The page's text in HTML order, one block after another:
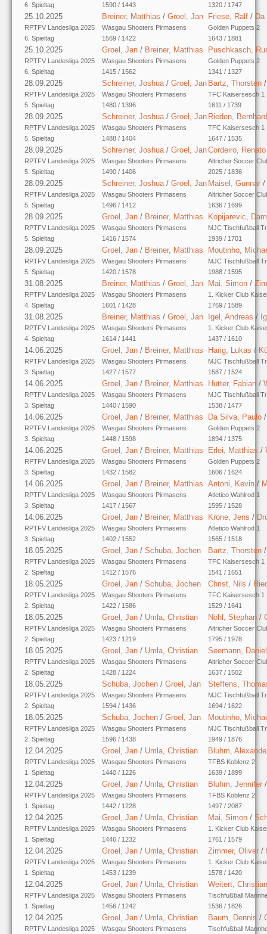
6. Spieltag
1590 / 1443
1320 / 1747
25.10.2025
RPTFV Landesliga 2025
6. Spieltag
Breiner, Matthias / Groel, Jan
Wasgau Shooters Pirmasens
1569 / 1422
Friese, Ralf /
Golden Puppets 2
1643 / 1881
25.10.2025
RPTFV Landesliga 2025
6. Spieltag
Groel, Jan / Breiner, Matthias
Wasgau Shooters Pirmasens
1415 / 1562
Puschkasch,
Golden Puppets 2
1341 / 1327
28.09.2025
RPTFV Landesliga 2025
5. Spieltag
Schreiner, Joshua/ Groel, Jan
Wasgau Shooters Pirmasens
1480 / 1396
Bartz, Thorsten
TFC Kaisersesch 1
1611 / 1739
28.09.2025
RPTFV Landesliga 2025
5. Spieltag
Schreiner, Joshua/ Groel, Jan
Wasgau Shooters Pirmasens
1488 / 1404
Rieden, Bernhard
TFC Kaisersesch 1
1647 / 1535
28.09.2025
RPTFV Landesliga 2025
5. Spieltag
Schreiner, Joshua/ Groel, Jan
Wasgau Shooters Pirmasens
1490 / 1406
Cordeiro,
Altricher Soccer
2025 / 1836
28.09.2025
RPTFV Landesliga 2025
5. Spieltag
Schreiner, Joshua/ Groel, Jan
Wasgau Shooters Pirmasens
1496 / 1412
Maisel, Gunnar /
Altricher Soccer
1636 / 1699
28.09.2025
RPTFV Landesliga 2025
5. Spieltag
Groel, Jan / Breiner, Matthias
Wasgau Shooters Pirmasens
1416 / 1574
Kopijarevic,
MJC Tischfußball
1939 / 1701
28.09.2025
RPTFV Landesliga 2025
5. Spieltag
Groel, Jan / Breiner, Matthias
Wasgau Shooters Pirmasens
1420 / 1578
Moutinho,
MJC Tischfußball
1988 / 1595
31.08.2025
RPTFV Landesliga 2025
4. Spieltag
Breiner, Matthias / Groel, Jan
Wasgau Shooters Pirmasens
1601 / 1428
Mai, Simon /
1. Kicker Club
1769 / 1589
31.08.2025
RPTFV Landesliga 2025
4. Spieltag
Breiner, Matthias / Groel, Jan
Wasgau Shooters Pirmasens
1614 / 1441
Igel, Andreas /
1. Kicker Club
1437 / 1610
14.06.2025
RPTFV Landesliga 2025
3. Spieltag
Groel, Jan / Breiner, Matthias
Wasgau Shooters Pirmasens
1427 / 1577
Harig, Lukas /
MJC Tischfußball
1587 / 1524
14.06.2025
RPTFV Landesliga 2025
3. Spieltag
Groel, Jan / Breiner, Matthias
Wasgau Shooters Pirmasens
1440 / 1590
Hütter, Fabian /
MJC Tischfußball
1538 / 1477
14.06.2025
RPTFV Landesliga 2025
3. Spieltag
Groel, Jan / Breiner, Matthias
Wasgau Shooters Pirmasens
1448 / 1598
Da Silva, Paulo
Golden Puppets 2
1894 / 1375
14.06.2025
RPTFV Landesliga 2025
3. Spieltag
Groel, Jan / Breiner, Matthias
Wasgau Shooters Pirmasens
1432 / 1582
Erlei, Matthias /
Golden Puppets 2
1606 / 1624
14.06.2025
RPTFV Landesliga 2025
3. Spieltag
Groel, Jan / Breiner, Matthias
Wasgau Shooters Pirmasens
1417 / 1567
Antoni, Kevin /
Atletico Wahlrod 1
1595 / 1528
14.06.2025
RPTFV Landesliga 2025
3. Spieltag
Groel, Jan / Breiner, Matthias
Wasgau Shooters Pirmasens
1402 / 1552
Krone, Jens /
Atletico Wahlrod 1
1565 / 1518
18.05.2025
RPTFV Landesliga 2025
2. Spieltag
Groel, Jan / Schuba, Jochen
Wasgau Shooters Pirmasens
1412 / 1576
Bartz, Thorsten
TFC Kaisersesch 1
1541 / 1651
18.05.2025
RPTFV Landesliga 2025
2. Spieltag
Groel, Jan / Schuba, Jochen
Wasgau Shooters Pirmasens
1422 / 1586
Christ, Nils /
TFC Kaisersesch 1
1529 / 1641
18.05.2025
RPTFV Landesliga 2025
2. Spieltag
Groel, Jan / Umla, Christian
Wasgau Shooters Pirmasens
1423 / 1219
Nöhl, Stephan /
Altricher Soccer
1795 / 1978
18.05.2025
RPTFV Landesliga 2025
2. Spieltag
Groel, Jan / Umla, Christian
Wasgau Shooters Pirmasens
1428 / 1224
Seemann, Daniel
Altricher Soccer
1637 / 1502
18.05.2025
RPTFV Landesliga 2025
2. Spieltag
Schuba, Jochen / Groel, Jan
Wasgau Shooters Pirmasens
1594 / 1436
Steffens,
MJC Tischfußball
1694 / 1622
18.05.2025
RPTFV Landesliga 2025
2. Spieltag
Schuba, Jochen / Groel, Jan
Wasgau Shooters Pirmasens
1596 / 1438
Moutinho,
MJC Tischfußball
1949 / 1876
12.04.2025
RPTFV Landesliga 2025
1. Spieltag
Groel, Jan / Umla, Christian
Wasgau Shooters Pirmasens
1440 / 1226
Bluhm,
TFBS Koblenz 2
1639 / 1899
12.04.2025
RPTFV Landesliga 2025
1. Spieltag
Groel, Jan / Umla, Christian
Wasgau Shooters Pirmasens
1442 / 1228
Bluhm, Jennifer
TFBS Koblenz 2
1497 / 2087
12.04.2025
RPTFV Landesliga 2025
1. Spieltag
Groel, Jan / Umla, Christian
Wasgau Shooters Pirmasens
1446 / 1232
Mai, Simon /
1. Kicker Club
1761 / 1579
12.04.2025
RPTFV Landesliga 2025
1. Spieltag
Groel, Jan / Umla, Christian
Wasgau Shooters Pirmasens
1453 / 1239
Zimmer, Oliver /
1. Kicker Club
1578 / 1420
12.04.2025
RPTFV Landesliga 2025
1. Spieltag
Groel, Jan / Umla, Christian
Wasgau Shooters Pirmasens
1456 / 1242
Weitert, Christian
Tischfußball
1536 / 1826
12.04.2025
RPTFV Landesliga 2025
Groel, Jan / Umla, Christian
Wasgau Shooters Pirmasens
Baum, Dennis /
Tischfußball